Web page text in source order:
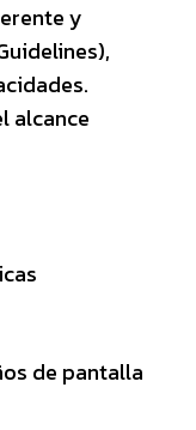
y
alcance
de pantalla